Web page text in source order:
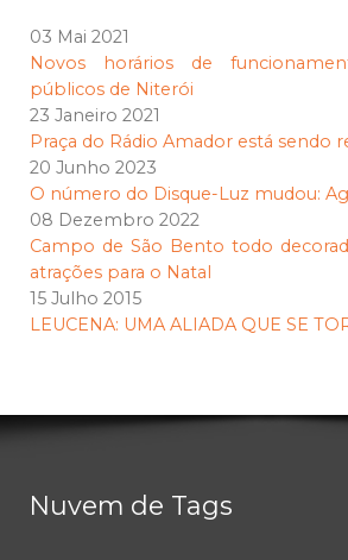
03 Mai 2021
Novos horários de
públicos de Niterói
23 Janeiro 2021
Praça do Rádio Amador está sendo
20 Junho 2023
O número do Disque-Luz mudou:
08 Dezembro 2022
Campo de São Bento todo
atrações para o Natal
15 Julho 2015
LEUCENA: UMA ALIADA QUE SE
Nuvem de Tags